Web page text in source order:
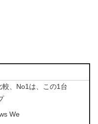
、No1は、この1台
We